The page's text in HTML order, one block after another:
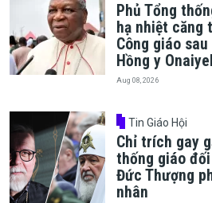
Phủ Tổng
hạ nhiệt căng
Công giáo
Hồng y
Aug 08, 2026
Tin Giáo Hội
Chỉ trích gay
thống giáo
Đức Thượng
nhân